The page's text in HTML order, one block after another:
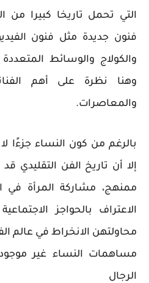
التي تحمل تاريخا كبيرا من
فنون جديدة مثل فنون
والكولاج والوسائط
وهنا نظرة على أهم
والمعاصرات.
بالرغم من كون النساء جزءًا
إلا أن تاريخ الفن التقليدي
ممنهج، مشاركة المرأة في
الاعتراف بالحواجز
محاولتهن الانخراط في عالم
مساهمات النساء غير
الرجال